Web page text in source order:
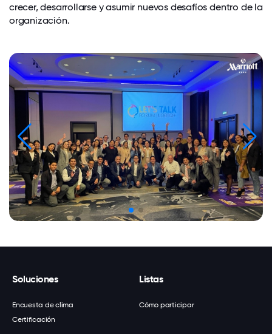
crecer, desarrollarse y asumir nuevos desafíos dentro de la
organización.
Soluciones
Encuesta de clima
Certificación
Listas
Cómo participar